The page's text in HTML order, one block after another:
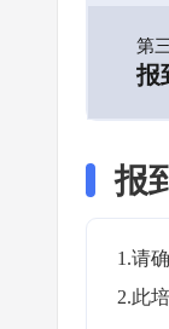
第
报
报
1.请
2.此